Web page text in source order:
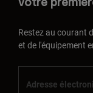
Restez au courant
et de l'équipement